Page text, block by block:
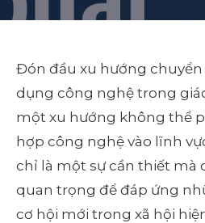
Đón đầu xu hướng chuyển
dụng công nghệ trong
một xu hướng không thể
hợp công nghệ vào lĩnh
chỉ là một sự cần thiết mà
quan trọng để đáp ứng
cơ hội mới trong xã hội